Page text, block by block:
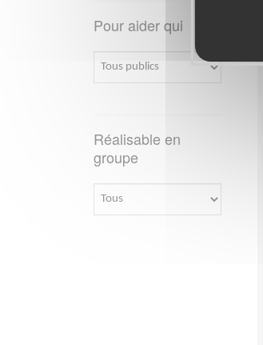
Pour aider qui
Réalisable en
groupe